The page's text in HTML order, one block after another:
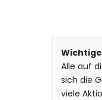
Alle auf
sich die
viele